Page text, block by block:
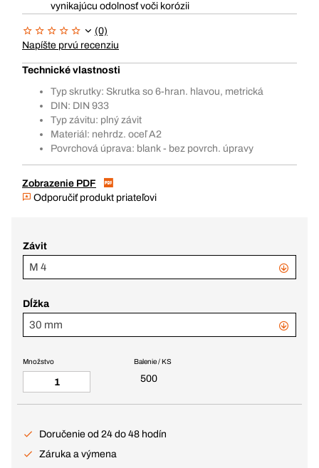
vynikajúcu odolnosť voči korózii
(0)
Napíšte prvú recenziu
Technické vlastnosti
Typ skrutky: Skrutka so 6-hran. hlavou, metrická
DIN: DIN 933
Typ závitu: plný závit
Materiál: nehrdz. oceľ A2
Povrchová úprava: blank - bez povrch. úpravy
Zobrazenie PDF
Odporučiť produkt priateľovi
Závit
M 4
Dĺžka
30 mm
Balenie / KS
500
Množstvo
Doručenie od 24 do 48 hodín
Záruka a výmena